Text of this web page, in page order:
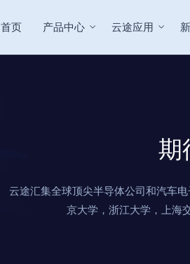
首页 产品中心 云途应用
期
云途汇集全球顶尖半导体公司和汽车
京大学，浙江大学，上海